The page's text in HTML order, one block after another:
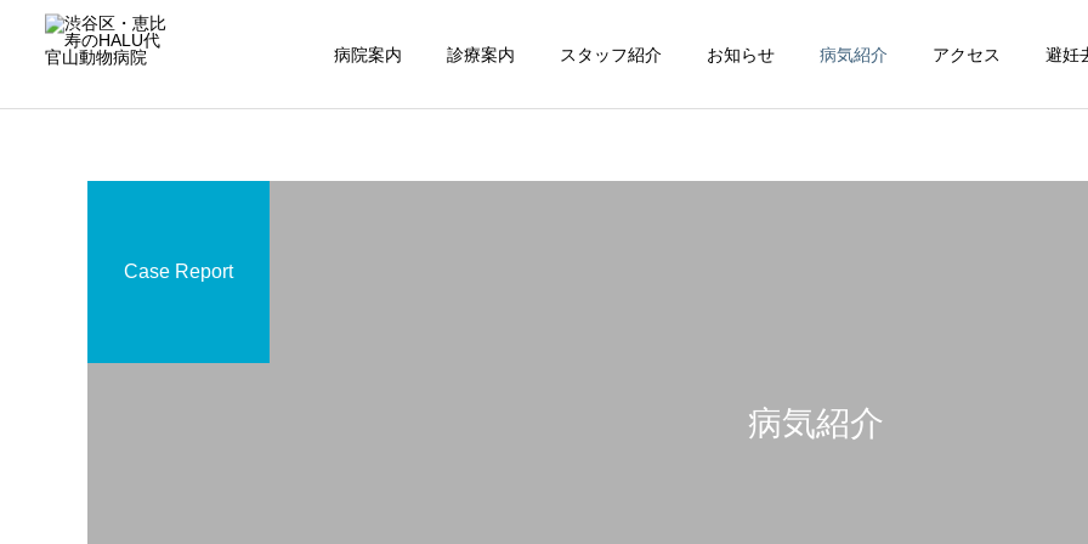
病院案内 診療案内 スタッフ紹介 お知らせ 病気紹介 アクセス 避妊
脳神経科病気紹介
Case Report